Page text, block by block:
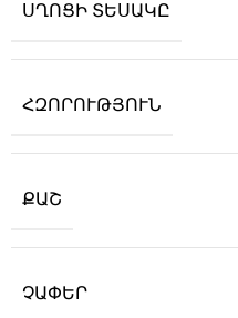
ՍՂՈՑԻ ՏԵՍԱԿԸ
ՀԶՈՐՈՒԹՅՈՒՆ
ՔԱՇ
ՉԱՓԵՐ